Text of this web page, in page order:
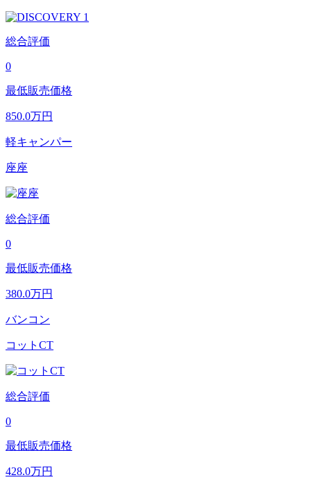
総合評価
0
最低販売価格
850.0万円
軽キャンパー
座座
総合評価
0
最低販売価格
380.0万円
バンコン
コットCT
総合評価
0
最低販売価格
428.0万円